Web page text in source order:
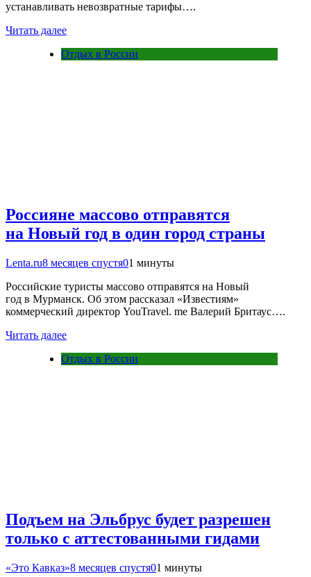
устанавливать невозвратные тарифы….
Читать далее
Отдых в России
Россияне массово отправятся
на Новый год в один город страны
Lenta.ru8 месяцев спустя01 минуты
Российские туристы массово отправятся на Новый
год в Мурманск. Об этом рассказал «Известиям»
коммерческий директор YouTravel. me Валерий Бритаус….
Читать далее
Отдых в России
Подъем на Эльбрус будет разрешен
только с аттестованными гидами
«Это Кавказ»8 месяцев спустя01 минуты